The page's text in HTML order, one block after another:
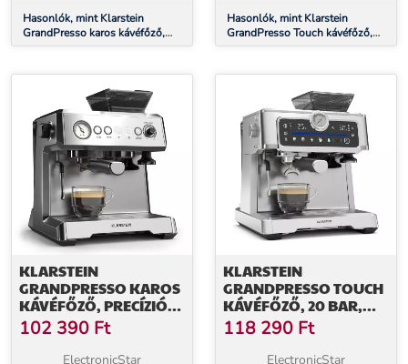
Hasonlók, mint Klarstein
GrandPresso karos kávéfőző,
precíziós daráló, gőzfúvóka,
Hasonlók, mint Klarstein
GrandPresso Touch kávéfőző,
20 bar, beépített daráló,
KLARSTEIN
GRANDPRESSO KAROS
KÁVÉFŐZŐ, PRECÍZIÓS
DARÁLÓ, GŐZFÚVÓKA,
PORTASZŰRŐ,
NYOMÁSJELZŐ, 20 BAR
102 390 Ft
ElectronicStar
KLARSTEIN
GRANDPRESSO TOUCH
KÁVÉFŐZŐ, 20 BAR,
BEÉPÍTETT DARÁLÓ,
NYOMÁSJELZŐ, TEJHAB
118 290 Ft
ElectronicStar